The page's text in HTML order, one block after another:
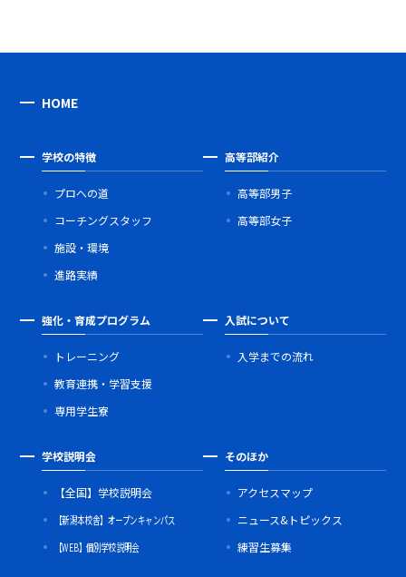
HOME
学校の特徴
プロへの道
コーチングスタッフ
施設・環境
進路実績
高等部紹介
高等部男子
高等部女子
強化・育成プログラム
トレーニング
教育連携・学習支援
専用学生寮
入試について
入学までの流れ
学校説明会
【全国】学校説明会
【新潟本校舎】オープンキャンパス
【WEB】個別学校説明会
そのほか
アクセスマップ
ニュース&トピックス
練習生募集